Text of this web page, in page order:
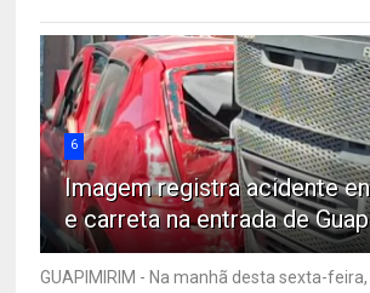
6
Imagem registra acidente
e carreta na entrada de
GUAPIMIRIM - Na manhã desta sexta-